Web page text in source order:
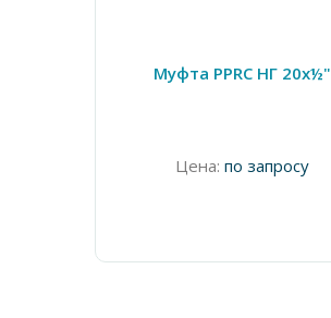
Муфта PPRC НГ 20х½"
Цена: по запросу